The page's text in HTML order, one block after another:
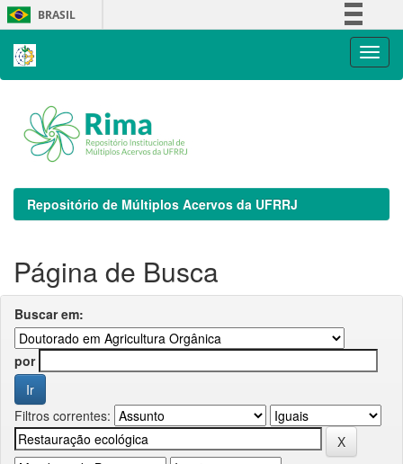
Skip
navigation
BRASIL
Repositório de Múltiplos Acervos da UFRRJ
Página de Busca
Buscar em:
por
Filtros correntes: